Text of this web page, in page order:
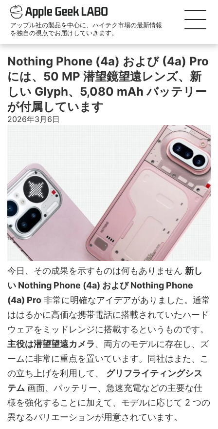
アップル社の製品を中心に、ハイテク市場の最新情報
を独自の視点でお届けしていきます。
Nothing Phone (4a) および (4a) Pro
には、50 MP 潜望鏡望遠レンズ、新
しい Glyph、5,080 mAh バッテリー
が付属しています
2026年3月6日
今日、その成果を示すものは何もありません 新し
い Nothing Phone (4a) および Nothing Phone
(4a) Pro 非常に明確なアイデアがありました。通常
ははるかに高価な携帯電話に搭載されていたハード
ウェアをミッドレンジに搭載するというものです。
主役は潜望望遠カメラ、両方のモデルに存在し、ズ
ームに非常に重点を置いています。同社はまた、こ
の立ち上げを利用して、 グリフライティングシス
テム 画面、バッテリー、急速充電などの主要な仕
様を強化することに加えて、モデルに応じて 2 つの
異なるバリエーションが用意されています。